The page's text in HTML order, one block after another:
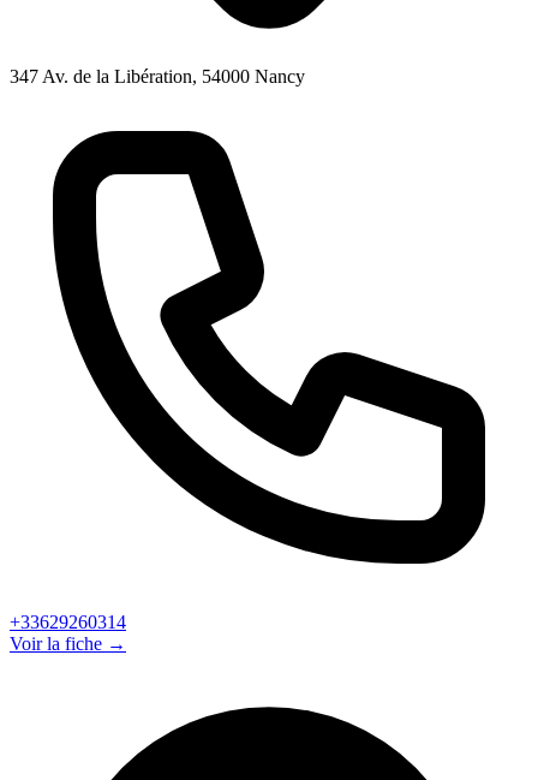
347 Av. de la Libération, 54000 Nancy
+33629260314
Voir la fiche →